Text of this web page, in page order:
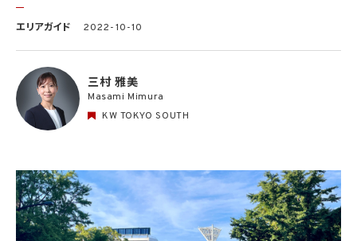
エリアガイド 2022-10-10
三村 雅美
Masami Mimura
KW TOKYO SOUTH